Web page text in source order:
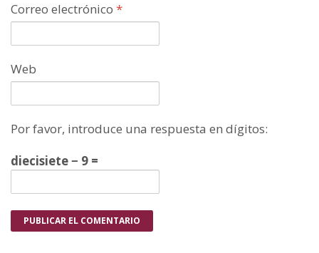
Correo electrónico *
Web
Por favor, introduce una respuesta en dígitos:
diecisiete − 9 =